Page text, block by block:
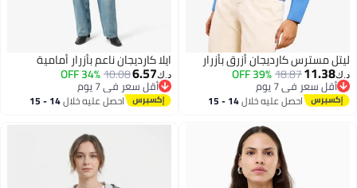
ليتل مسترس كارديجان أزرق بأزرار
د.ك‏11.38
18.87
39% OFF
أقل سعر في 7 يوم
أقل سعر في 7 يوماحصل عليه خلال 14 - 15
ايلا كارديجان ناعم بأزرار أمامية
د.ك‏6.57
10.08
34% OFF
أقل سعر في 7 يوم
أقل سعر في 7 يوماحصل عليه خلال 14 - 15